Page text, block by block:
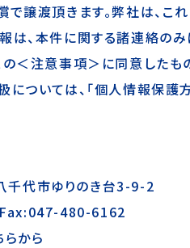
譲渡頂きます。弊社は、こ
、本件に関する諸連絡のみ
＜注意事項＞に同意したも
ついては、「個人情報保護方
代市ゆりのき台3-9-2
480-6162
から